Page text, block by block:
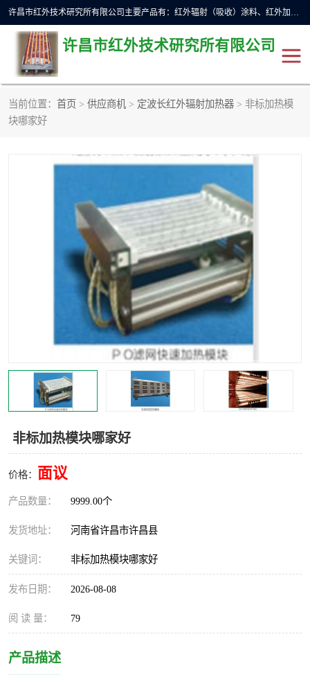
许昌市红外技术研究所有限公司主要产品有：红外辐射（吸收）涂料、红外加热元件、红外辐射加热模块（板）、红外辐射加热炉（箱）、快速红外辐射加热器、系列高端红外加热实验设备、系列红外加热控制器等。
许昌市红外技术研究所有限公司
当前位置： 首页 > 供应商机 > 定波长红外辐射加热器 > 非标加热模
块哪家好
非标加热模块哪家好
价格： 面议
产品数量： 9999.00个
发货地址： 河南省许昌市许昌县
关键词： 非标加热模块哪家好
发布日期： 2026-08-08
阅 读 量： 79
产品描述
红外加热设备
红外辐射涂料 红外辐射加热器
定制红外加热实验设备
红外加热元件 红外辐射吸收涂料
高端红外加热实验设备 电工电气
红外加热控制器
热环境试验设备
红外辐射表面材料 定波长红外辐射加热器
快速红外辐射聚焦炉 烤箱烘箱